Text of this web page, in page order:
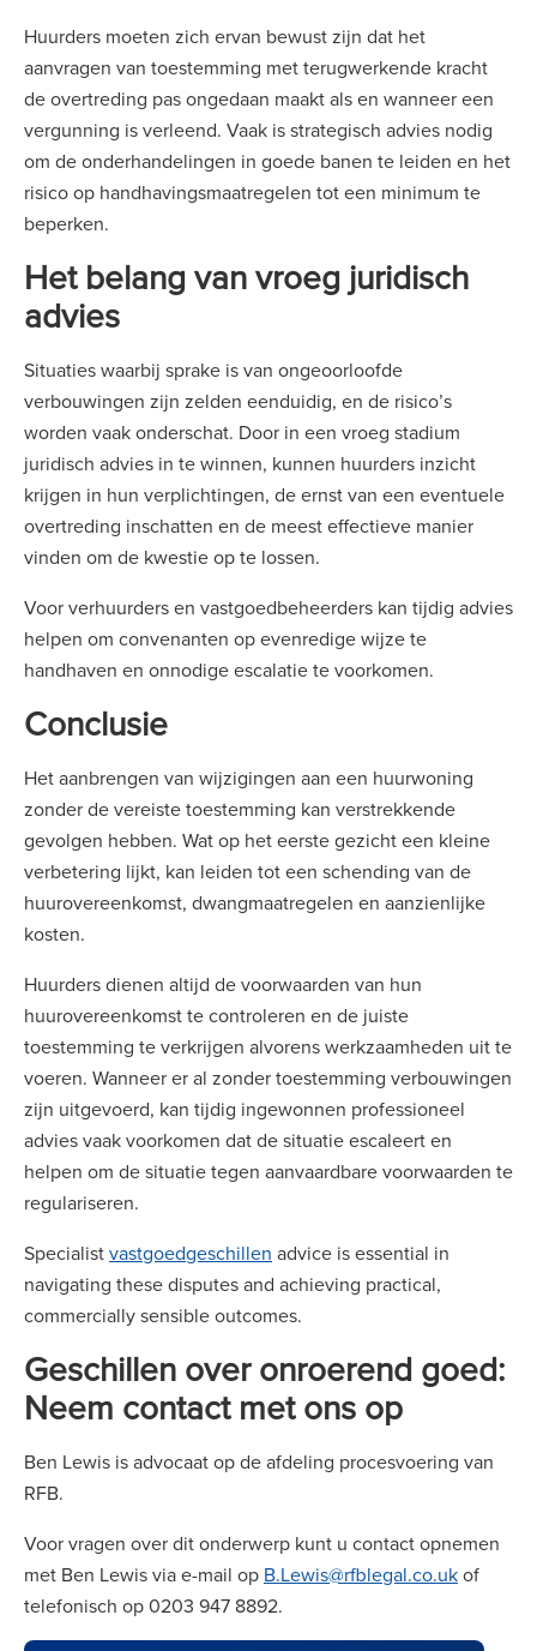
Huurders moeten zich ervan bewust zijn dat het
aanvragen van toestemming met terugwerkende kracht
de overtreding pas ongedaan maakt als en wanneer een
vergunning is verleend. Vaak is strategisch advies nodig
om de onderhandelingen in goede banen te leiden en het
risico op handhavingsmaatregelen tot een minimum te
beperken.
Het belang van vroeg juridisch
advies
Situaties waarbij sprake is van ongeoorloofde
verbouwingen zijn zelden eenduidig, en de risico’s
worden vaak onderschat. Door in een vroeg stadium
juridisch advies in te winnen, kunnen huurders inzicht
krijgen in hun verplichtingen, de ernst van een eventuele
overtreding inschatten en de meest effectieve manier
vinden om de kwestie op te lossen.
Voor verhuurders en vastgoedbeheerders kan tijdig advies
helpen om convenanten op evenredige wijze te
handhaven en onnodige escalatie te voorkomen.
Conclusie
Het aanbrengen van wijzigingen aan een huurwoning
zonder de vereiste toestemming kan verstrekkende
gevolgen hebben. Wat op het eerste gezicht een kleine
verbetering lijkt, kan leiden tot een schending van de
huurovereenkomst, dwangmaatregelen en aanzienlijke
kosten.
Huurders dienen altijd de voorwaarden van hun
huurovereenkomst te controleren en de juiste
toestemming te verkrijgen alvorens werkzaamheden uit te
voeren. Wanneer er al zonder toestemming verbouwingen
zijn uitgevoerd, kan tijdig ingewonnen professioneel
advies vaak voorkomen dat de situatie escaleert en
helpen om de situatie tegen aanvaardbare voorwaarden te
regulariseren.
Specialistvastgoedgeschillen advice is essential in
navigating these disputes and achieving practical,
commercially sensible outcomes.
Geschillen over onroerend goed:
Neem contact met ons op
Ben Lewis is advocaat op de afdeling procesvoering van
RFB.
Voor vragen over dit onderwerp kunt u contact opnemen
met Ben Lewis via e-mail op B.Lewis@rfblegal.co.ukof
telefonisch op 0203 947 8892.